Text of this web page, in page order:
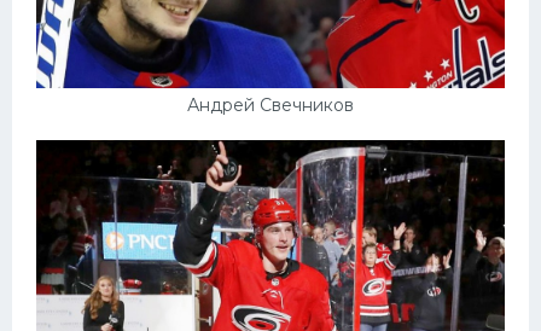
Андрей Свечников